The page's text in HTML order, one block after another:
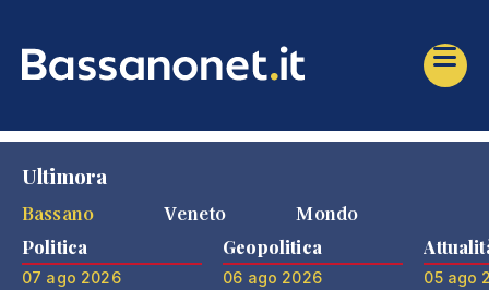
Ultimora
Bassano
Veneto Mondo
Politica
07 ago 2026
Geopolitica
06 ago 2026 05 ago